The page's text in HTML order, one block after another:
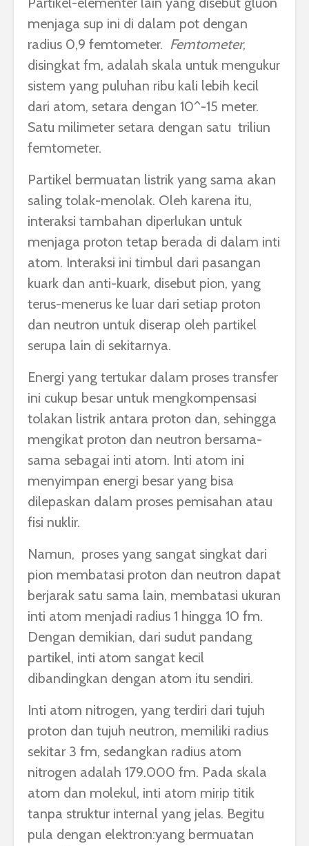
menjaga sup ini di dalam pot dengan
radius 0,9 femtometer. Femtometer,
disingkat fm, adalah skala untuk mengukur
sistem yang puluhan ribu kali lebih kecil
dari atom, setara dengan 10^-15 meter.
Satu milimeter setara dengan satu triliun
femtometer.
Partikel bermuatan listrik yang sama akan
saling tolak-menolak. Oleh karena itu,
interaksi tambahan diperlukan untuk
menjaga proton tetap berada di dalam inti
atom. Interaksi ini timbul dari pasangan
kuark dan anti-kuark, disebut pion, yang
terus-menerus ke luar dari setiap proton
dan neutron untuk diserap oleh partikel
serupa lain di sekitarnya.
Energi yang tertukar dalam proses transfer
ini cukup besar untuk mengkompensasi
tolakan listrik antara proton dan, sehingga
mengikat proton dan neutron bersama-
sama sebagai inti atom. Inti atom ini
menyimpan energi besar yang bisa
dilepaskan dalam proses pemisahan atau
fisi nuklir.
Namun, proses yang sangat singkat dari
pion membatasi proton dan neutron dapat
berjarak satu sama lain, membatasi ukuran
inti atom menjadi radius 1 hingga 10 fm.
Dengan demikian, dari sudut pandang
partikel, inti atom sangat kecil
dibandingkan dengan atom itu sendiri.
Inti atom nitrogen, yang terdiri dari tujuh
proton dan tujuh neutron, memiliki radius
sekitar 3 fm, sedangkan radius atom
nitrogen adalah 179.000 fm. Pada skala
atom dan molekul, inti atom mirip titik
tanpa struktur internal yang jelas. Begitu
pula dengan elektron:yang bermuatan